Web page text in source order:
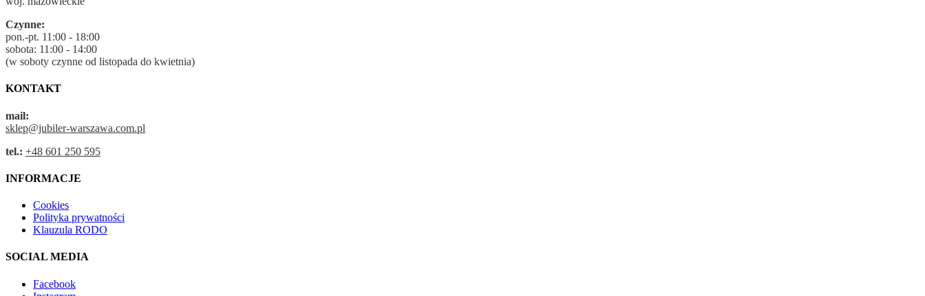
Czynne:
pon.-pt. 11:00 - 18:00
sobota: 11:00 - 14:00
(w soboty czynne od listopada do kwietnia)
KONTAKT
mail:
sklep@jubiler-warszawa.com.pl
tel.: +48 601 250 595
INFORMACJE
Cookies
Polityka prywatności
Klauzula RODO
SOCIAL MEDIA
Facebook